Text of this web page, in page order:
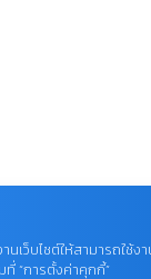
นเว็บไซต์ให้สามารถใ
ที่ “การตั้งค่าคุกกี้”